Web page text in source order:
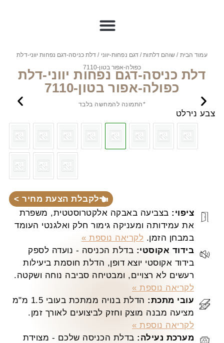
ציפוי: בצביעה באבקה אלקטרוסטטית, משפרת
את עמידותה ומעניקה גימור חלק ואלגנטי העומד
במבחן הזמן. לקריאה נוספת »
בידוד אקוסטי: בדלת הכניסה - נועדה לספק
בידוד אקוסטי יוצא דופן, הדלת חוסמת ביעילות
רעשים לא רצויים, ומבטיחה סביבה נוחה ושקטה.
לקריאה נוספת »
עובי מתכת:
הדלת בנויה ממתכת בעובי 1.5 מ"מ
מציעה מבנה מוצק וחזק לביצועים לאורך זמן.
לקריאה נוספת »
מערכת נעילה: בדלת הכניסה שלכם - מצוידת
עמוד הבית / שוהם דלתות/ דגם נפחות-יווני / דלת כניסה-דגם נפחות יווני-דלת
כפולה-אפור בטון-7110
דלת כניסה-דגם נפחות יווני-דלת
כפולה-אפור בטון-7110
*התמונה להמחשה בלבד
צבע נירלט
לקבלת הצעת מחיר >